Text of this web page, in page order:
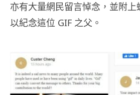
亦有大量網民留言悼念，並附上
以紀念這位 GIF 之父。